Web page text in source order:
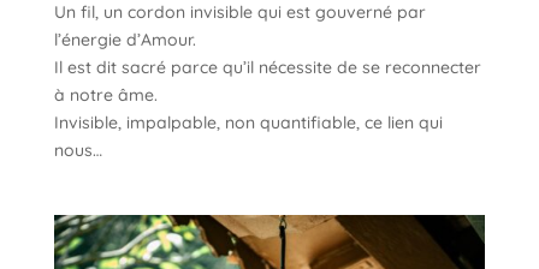
Un fil, un cordon invisible qui est gouverné par
l’énergie d’Amour.
Il est dit sacré parce qu’il nécessite de se reconnecter
à notre âme.
Invisible, impalpable, non quantifiable, ce lien qui
nous…